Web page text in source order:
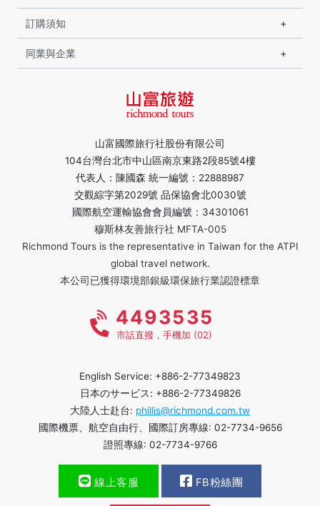
山富國際旅行社股份有限公司
104台灣台北市中山區南京東路2段85號4樓
代表人：陳國森 統一編號：22888987
交觀綜字第2029號 品保協會北0030號
國際航空運輸協會會員編號：34301061
穆斯林友善旅行社 MFTA-005
Richmond Tours is the representative in Taiwan for the ATPI
global travel network.
本公司已獲得環境部銀級環保旅行業認證標章
訂購須知
同業與企業
4493535
市話直撥，手機加 (02)
English Service: +886-2-77349823
日本のサービス: +886-2-77349826
大陸人士赴台: phillis@richmond.com.tw
國際機票、航空自由行、國際訂房專線: 02-7734-9656
證照專線: 02-7734-9766
線上客服 FB粉絲團